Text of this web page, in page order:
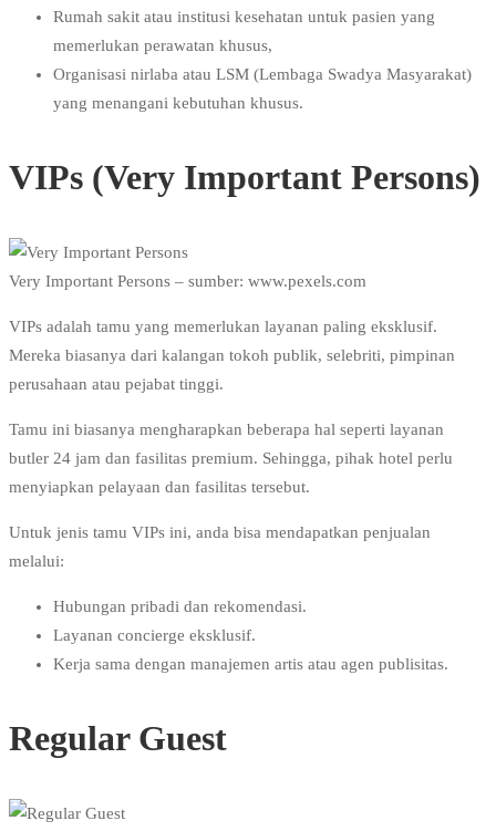
Rumah sakit atau institusi kesehatan untuk pasien yang
memerlukan perawatan khusus,
Organisasi nirlaba atau LSM (Lembaga Swadya Masyarakat)
yang menangani kebutuhan khusus.
VIPs (Very Important Persons)
Very Important Persons – sumber: www.pexels.com
VIPs adalah tamu yang memerlukan layanan paling eksklusif.
Mereka biasanya dari kalangan tokoh publik, selebriti, pimpinan
perusahaan atau pejabat tinggi.
Tamu ini biasanya mengharapkan beberapa hal seperti layanan
butler 24 jam dan fasilitas premium. Sehingga, pihak hotel perlu
menyiapkan pelayaan dan fasilitas tersebut.
Untuk jenis tamu VIPs ini, anda bisa mendapatkan penjualan
melalui:
Hubungan pribadi dan rekomendasi.
Layanan concierge eksklusif.
Kerja sama dengan manajemen artis atau agen publisitas.
Regular Guest